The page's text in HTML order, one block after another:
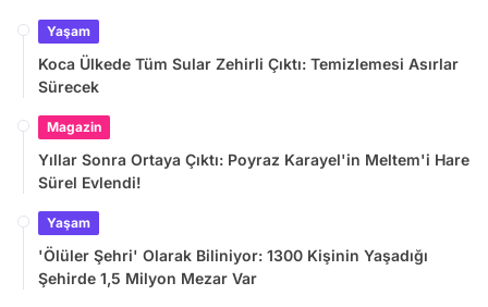
Yaşam
Koca Ülkede Tüm Sular Zehirli Çıktı: Temizlemesi Asırlar
Sürecek
Magazin
Yıllar Sonra Ortaya Çıktı: Poyraz Karayel'in Meltem'i Hare
Sürel Evlendi!
Yaşam
'Ölüler Şehri' Olarak Biliniyor: 1300 Kişinin Yaşadığı
Şehirde 1,5 Milyon Mezar Var